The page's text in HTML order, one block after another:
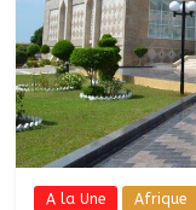
A la Une Afrique